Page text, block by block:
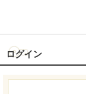
ログイン